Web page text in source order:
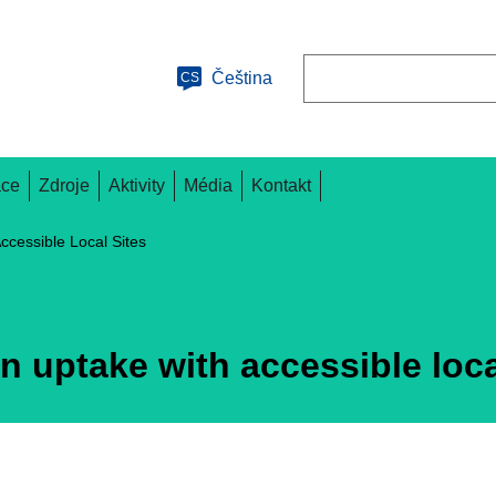
CS Čeština
Zdroje Aktivity Média Kontakt
Local Sites
uptake with accessible